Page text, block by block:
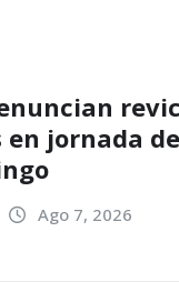
jornada
Ago 7, 2026